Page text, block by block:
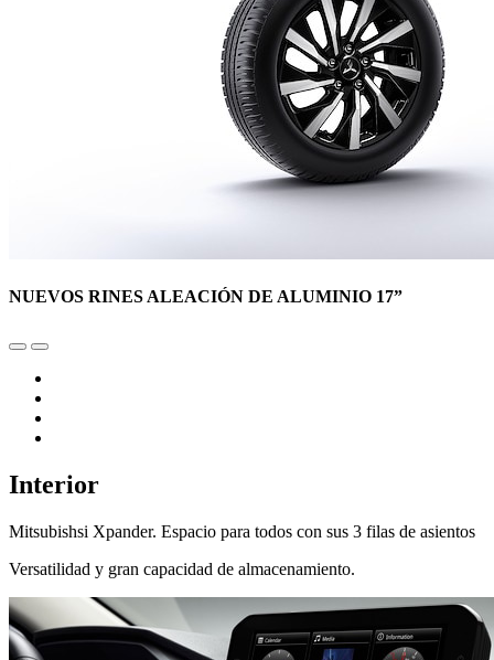
NUEVOS RINES ALEACIÓN DE ALUMINIO 17”
Interior
Mitsubishsi Xpander. Espacio para todos con sus 3 filas de asientos
Versatilidad y gran capacidad de almacenamiento.